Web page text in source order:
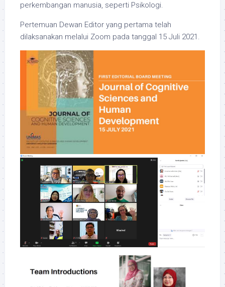
perkembangan manusia, seperti Psikologi.
Pertemuan Dewan Editor yang pertama telah
dilaksanakan melalui Zoom pada tanggal 15 Juli 2021.